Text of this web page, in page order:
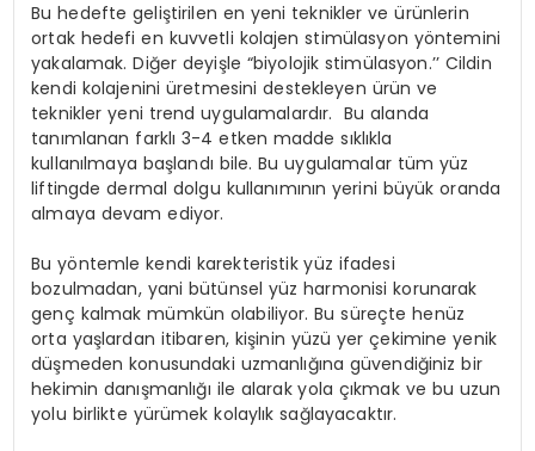
Bu hedefte geliştirilen en yeni teknikler ve ürünlerin
ortak hedefi en kuvvetli kolajen stimülasyon yöntemini
yakalamak. Diğer deyişle “biyolojik stimülasyon.’’ Cildin
kendi kolajenini üretmesini destekleyen ürün ve
teknikler yeni trend uygulamalardır. Bu alanda
tanımlanan farklı 3-4 etken madde sıklıkla
kullanılmaya başlandı bile. Bu uygulamalar tüm yüz
liftingde dermal dolgu kullanımının yerini büyük oranda
almaya devam ediyor.
Bu yöntemle kendi karekteristik yüz ifadesi
bozulmadan, yani bütünsel yüz harmonisi korunarak
genç kalmak mümkün olabiliyor. Bu süreçte henüz
orta yaşlardan itibaren, kişinin yüzü yer çekimine yenik
düşmeden konusundaki uzmanlığına güvendiğiniz bir
hekimin danışmanlığı ile alarak yola çıkmak ve bu uzun
yolu birlikte yürümek kolaylık sağlayacaktır.